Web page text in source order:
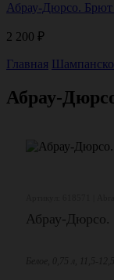
Абрау-Дюрсо.
2 200 ₽
Главная
Абрау-
Абрау-Дюрсо.